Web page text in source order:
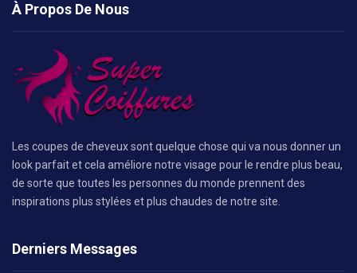
À Propos De Nous
Les coupes de cheveux sont quelque chose qui va nous donner un
look parfait et cela améliore notre visage pour le rendre plus beau,
de sorte que toutes les personnes du monde prennent des
inspirations plus stylées et plus chaudes de notre site.
Derniers Messages